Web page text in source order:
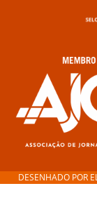
DESENHADO POR